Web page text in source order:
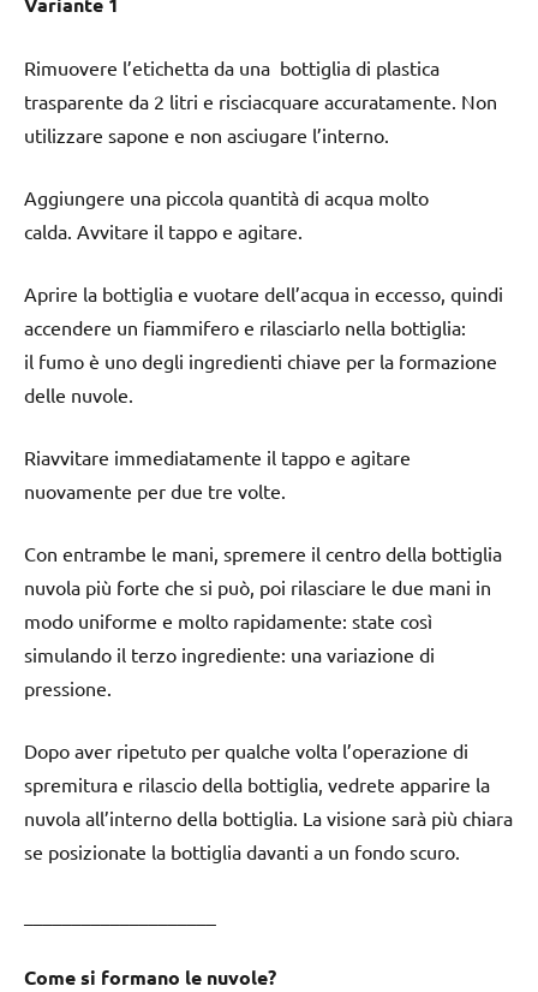
Rimuovere l’etichetta da una bottiglia di plastica
trasparente da 2 litri e risciacquare accuratamente. Non
utilizzare sapone e non asciugare l’interno.
Aggiungere una piccola quantità di acqua molto
calda. Avvitare il tappo e agitare.
Aprire la bottiglia e vuotare dell’acqua in eccesso, quindi
accendere un fiammifero e rilasciarlo nella bottiglia:
il fumo è uno degli ingredienti chiave per la formazione
delle nuvole.
Riavvitare immediatamente il tappo e agitare
nuovamente per due tre volte.
Con entrambe le mani, spremere il centro della bottiglia
nuvola più forte che si può, poi rilasciare le due mani in
modo uniforme e molto rapidamente: state così
simulando il terzo ingrediente: una variazione di
pressione.
Dopo aver ripetuto per qualche volta l’operazione di
spremitura e rilascio della bottiglia, vedrete apparire la
nuvola all’interno della bottiglia. La visione sarà più chiara
se posizionate la bottiglia davanti a un fondo scuro.
Come si formano le nuvole?